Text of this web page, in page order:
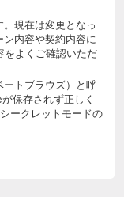
現在は変更となっ
内容や契約内容に
をよくご確認いただ
ートブラウズ）と呼
保存されず正しく
ークレットモードの